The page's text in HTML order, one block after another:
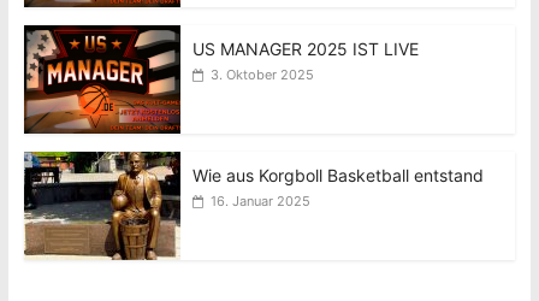
US MANAGER 2025 IST LIVE
3. Oktober 2025
Wie aus Korgboll Basketball entstand
16. Januar 2025